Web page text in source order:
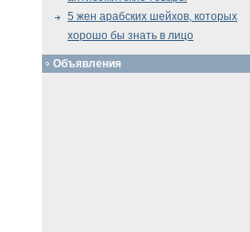
5 жен арабских шейхов, которых
хорошо бы знать в лицо
Объявления